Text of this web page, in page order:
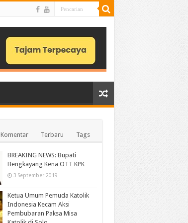
Komentar Terbaru Tags
BREAKING NEWS: Bupati
Bengkayang Kena OTT KPK
3 September 2019
Ketua Umum Pemuda Katolik
Indonesia Kecam Aksi
Pembubaran Paksa Misa